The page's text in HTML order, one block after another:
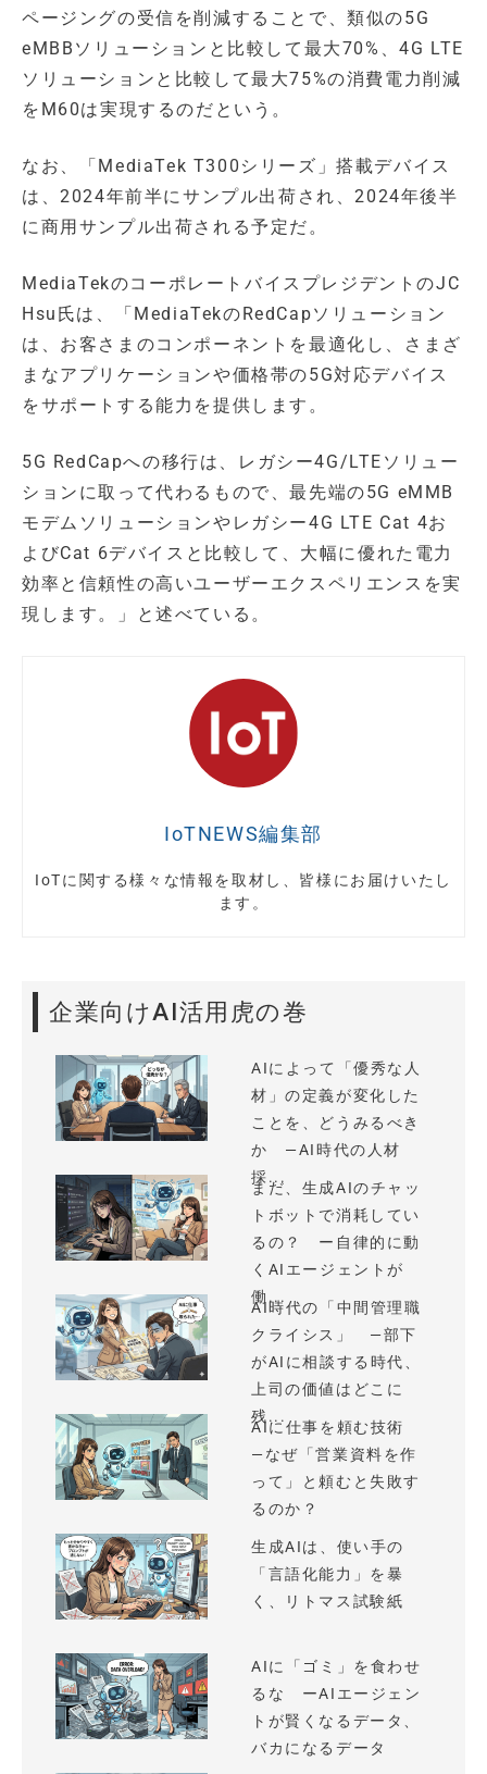
ページングの受信を削減することで、類似の5G
eMBBソリューションと比較して最大70%、4G LTE
ソリューションと比較して最大75%の消費電力削減
をM60は実現するのだという。
なお、「MediaTek T300シリーズ」搭載デバイス
は、2024年前半にサンプル出荷され、2024年後半
に商用サンプル出荷される予定だ。
MediaTekのコーポレートバイスプレジデントのJC
Hsu氏は、「MediaTekのRedCapソリューション
は、お客さまのコンポーネントを最適化し、さまざ
まなアプリケーションや価格帯の5G対応デバイス
をサポートする能力を提供します。
5G RedCapへの移行は、レガシー4G/LTEソリュー
ションに取って代わるもので、最先端の5G eMMB
モデムソリューションやレガシー4G LTE Cat 4お
よびCat 6デバイスと比較して、大幅に優れた電力
効率と信頼性の高いユーザーエクスペリエンスを実
現します。」と述べている。
IoTNEWS編集部
IoTに関する様々な情報を取材し、皆様にお届けいたし
ます。
企業向けAI活用虎の巻
AIによって「優秀な人
材」の定義が変化した
ことを、どうみるべき
か —AI時代の人材
採...
まだ、生成AIのチャッ
トボットで消耗してい
るの？ ー自律的に動
くAIエージェントが
働...
AI時代の「中間管理職
クライシス」 —部下
がAIに相談する時代、
上司の価値はどこに
残...
AIに仕事を頼む技術
—なぜ「営業資料を作
って」と頼むと失敗す
るのか？
生成AIは、使い手の
「言語化能力」を暴
く、リトマス試験紙
AIに「ゴミ」を食わせ
るな ーAIエージェン
トが賢くなるデータ、
バカになるデータ